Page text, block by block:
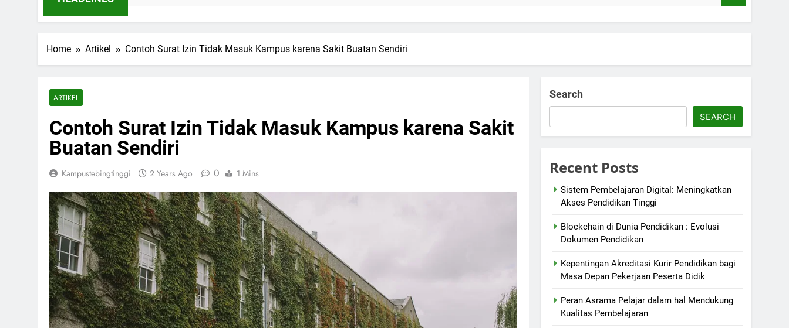
Home Artikel Contoh Surat Izin Tidak Masuk Kampus karena Sakit Buatan Sendiri
ARTIKEL
Contoh Surat Izin Tidak Masuk Kampus karena Sakit
Buatan Sendiri
Kampustebingtinggi 2 Years Ago 0 1 Mins
Search
SEARCH
Recent Posts
Sistem Pembelajaran Digital: Meningkatkan
Akses Pendidikan Tinggi
Blockchain di Dunia Pendidikan : Evolusi
Dokumen Pendidikan
Kepentingan Akreditasi Kurir Pendidikan bagi
Masa Depan Pekerjaan Peserta Didik
Peran Asrama Pelajar dalam hal Mendukung
Kualitas Pembelajaran